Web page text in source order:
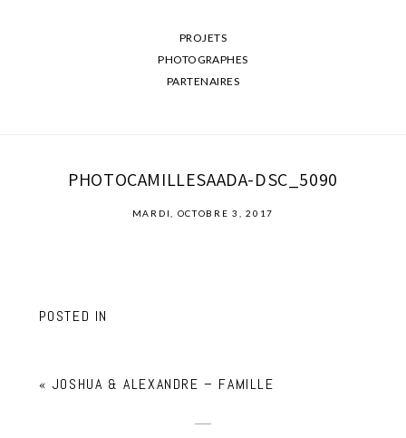
PROJETS
PHOTOGRAPHES
PARTENAIRES
PHOTOCAMILLESAADA-DSC_5090
MARDI, OCTOBRE 3, 2017
POSTED IN
« JOSHUA & ALEXANDRE – FAMILLE